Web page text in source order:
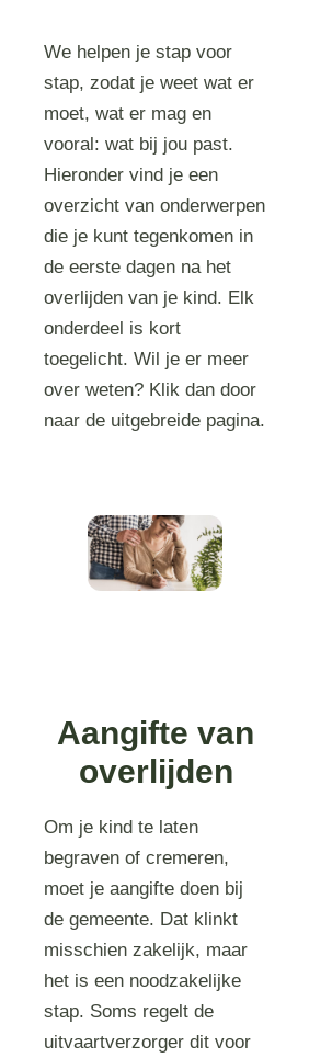
We helpen je stap voor
stap, zodat je weet wat er
moet, wat er mag en
vooral: wat bij jou past.
Hieronder vind je een
overzicht van onderwerpen
die je kunt tegenkomen in
de eerste dagen na het
overlijden van je kind. Elk
onderdeel is kort
toegelicht. Wil je er meer
over weten? Klik dan door
naar de uitgebreide pagina.
Aangifte van
overlijden
Om je kind te laten
begraven of cremeren,
moet je aangifte doen bij
de gemeente. Dat klinkt
misschien zakelijk, maar
het is een noodzakelijke
stap. Soms regelt de
uitvaartverzorger dit voor